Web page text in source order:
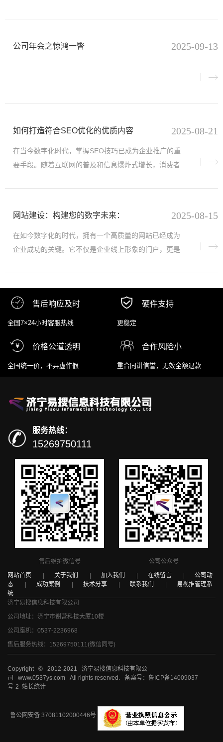
公司年会之惊鸿一瞥 2025-09-13
如何打造符合SEO优化的优质内容 2025-08-21
在当今数字化时代，掌握SEO技巧已成为企业推广的重
要手段。随着互联网的普及和信息爆炸式增长，消费者
网站建设：构建您的数字未来： 2025-08-15
在如今数字化的时代，拥有一个高质量的网站已经成为
企业成功的关键。它不仅是企业线上形象的门户，更是
售后响应及时
全国7×24小时客服热线
硬件支持
更稳定
价格公道透明
全国统一价，不弄虚作假
合作风险小
重合同讲信誉，无效全额退款
服务热线：
15269750111
售后维护微信号
公司公众号
网站首页
关于我们 加入我们 在线留言
公司动
态
成功案例 技术分享 联系我们
易视推管理系
统
济宁易搜信息科技有限公司
公司地址：济宁市谢营科技大厦10楼
公司座机：0537-2236968
售后服务热线：15269750111(微信同号)
Copyright © 2012-2021 济宁易搜信息科技有限公
司 www.0537ys.com All rights reserved. 备案号： 鲁ICP备14009037
号-2 站长统计
鲁公网安备 37081102000446号